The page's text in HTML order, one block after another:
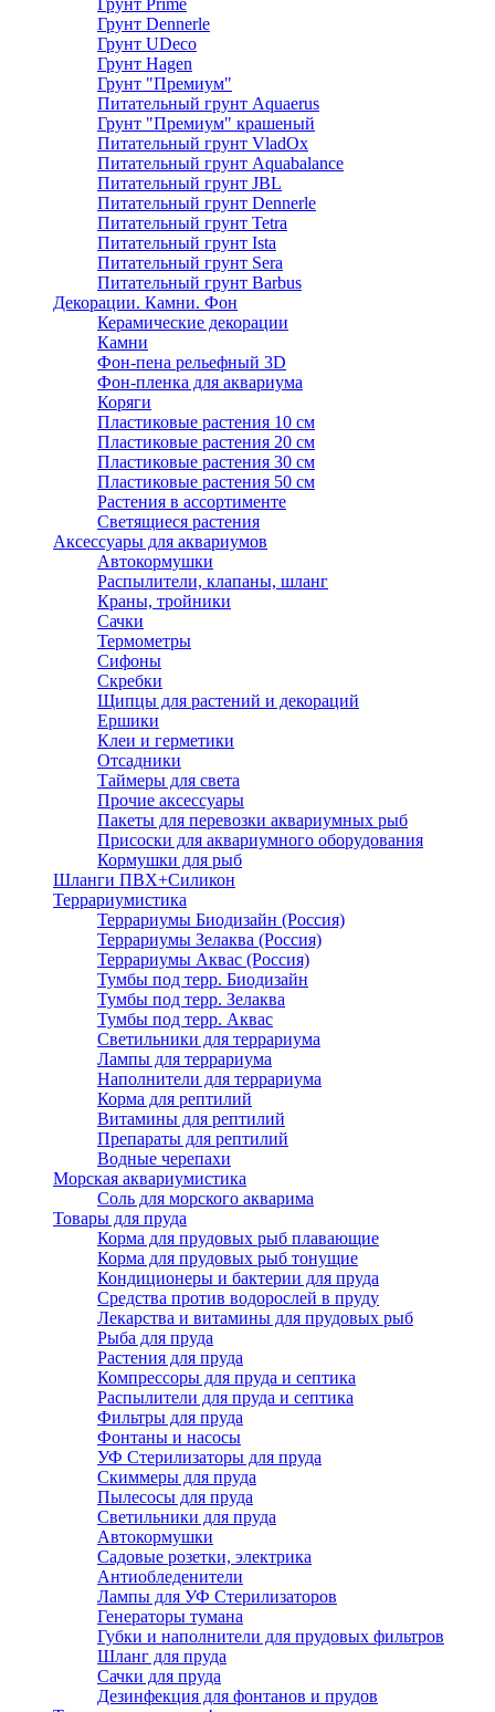
Грунт Prime
Грунт Dennerle
Грунт UDeco
Грунт Hagen
Грунт "Премиум"
Питательный грунт Aquaerus
Грунт "Премиум" крашеный
Питательный грунт VladOx
Питательный грунт Aquabalance
Питательный грунт JBL
Питательный грунт Dennerle
Питательный грунт Tetra
Питательный грунт Ista
Питательный грунт Sera
Питательный грунт Barbus
Декорации. Камни. Фон
Керамические декорации
Камни
Фон-пена рельефный 3D
Фон-пленка для аквариума
Коряги
Пластиковые растения 10 см
Пластиковые растения 20 см
Пластиковые растения 30 см
Пластиковые растения 50 см
Растения в ассортименте
Светящиеся растения
Аксессуары для аквариумов
Автокормушки
Распылители, клапаны, шланг
Краны, тройники
Сачки
Термометры
Сифоны
Скребки
Щипцы для растений и декораций
Ершики
Клеи и герметики
Отсадники
Таймеры для света
Прочие аксессуары
Пакеты для перевозки аквариумных рыб
Присоски для аквариумного оборудования
Кормушки для рыб
Шланги ПВХ+Силикон
Террариумистика
Террариумы Биодизайн (Россия)
Террариумы Зелаква (Россия)
Террариумы Аквас (Россия)
Тумбы под терр. Биодизайн
Тумбы под терр. Зелаква
Тумбы под терр. Аквас
Светильники для террариума
Лампы для террариума
Наполнители для террариума
Корма для рептилий
Витамины для рептилий
Препараты для рептилий
Водные черепахи
Морская аквариумистика
Соль для морского акварима
Товары для пруда
Корма для прудовых рыб плавающие
Корма для прудовых рыб тонущие
Кондиционеры и бактерии для пруда
Средства против водорослей в пруду
Лекарства и витамины для прудовых рыб
Рыба для пруда
Растения для пруда
Компрессоры для пруда и септика
Распылители для пруда и септика
Фильтры для пруда
Фонтаны и насосы
УФ Стерилизаторы для пруда
Скиммеры для пруда
Пылесосы для пруда
Светильники для пруда
Автокормушки
Садовые розетки, электрика
Антиобледенители
Лампы для УФ Стерилизаторов
Генераторы тумана
Губки и наполнители для прудовых фильтров
Шланг для пруда
Сачки для пруда
Дезинфекция для фонтанов и прудов